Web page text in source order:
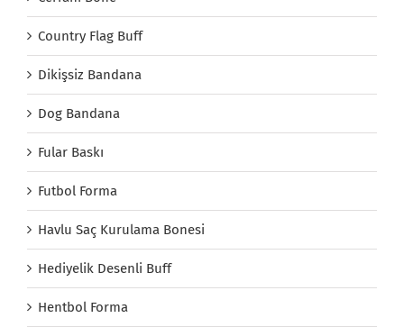
Country Flag Buff
Dikişsiz Bandana
Dog Bandana
Fular Baskı
Futbol Forma
Havlu Saç Kurulama Bonesi
Hediyelik Desenli Buff
Hentbol Forma